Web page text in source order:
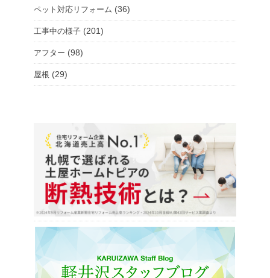
ペット対応リフォーム (36)
工事中の様子 (201)
アフター (98)
屋根 (29)